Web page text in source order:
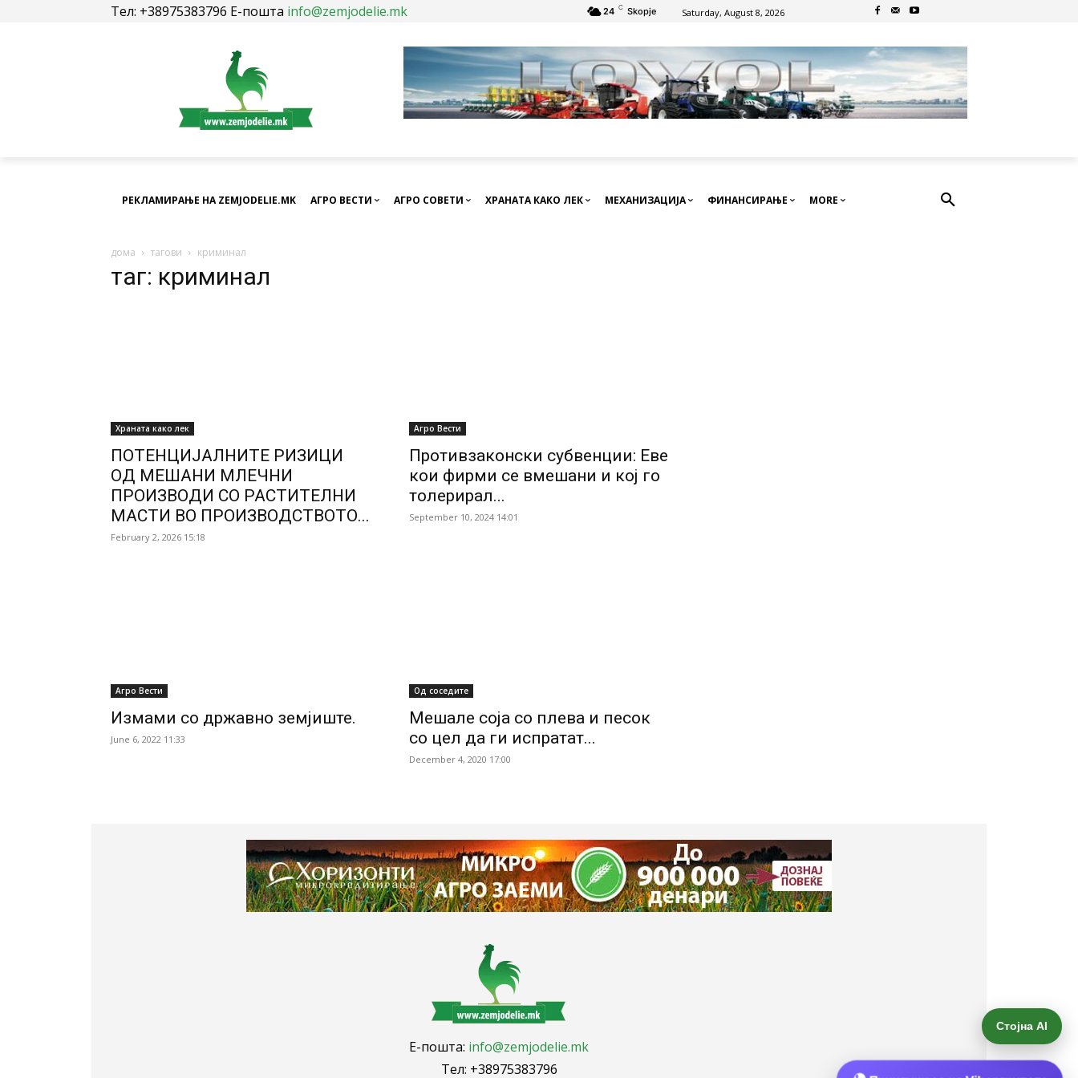
Тел: +38975383796 Е-пошта info@zemjodelie.mk 24 C Skopje Saturday, August 8, 2026
РЕКЛАМИРАЊЕ НА ZEMJODELIE.MK АГРО ВЕСТИ АГРО СОВЕТИ ХРАНАТА КАКО ЛЕК МЕХАНИЗАЦИЈА ФИНАНСИРАЊЕ MORE
дома тагови криминал
таг: криминал
Храната како лек
ПОТЕНЦИЈАЛНИТЕ РИЗИЦИ
ОД МЕШАНИ МЛЕЧНИ
ПРОИЗВОДИ СО РАСТИТЕЛНИ
МАСТИ ВО ПРОИЗВОДСТВОТО...
February 2, 2026 15:18
Агро Вести
Противзаконски субвенции: Еве
кои фирми се вмешани и кој го
толерирал...
September 10, 2024 14:01
Агро Вести
Измами со државно земјиште.
June 6, 2022 11:33
Од соседите
Мешале соја со плева и песок
со цел да ги испратат...
December 4, 2020 17:00
Е-пошта: info@zemjodelie.mk
Тел: +38975383796
Стојна AI